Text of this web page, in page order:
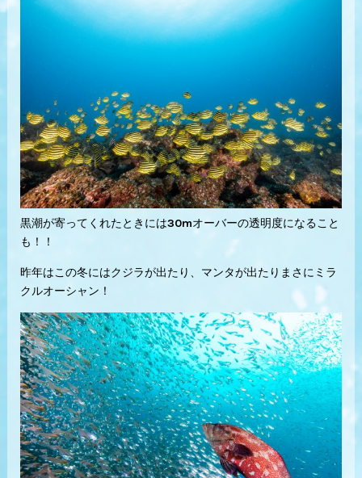
黒潮が寄ってくれたときには30mオーバーの透明度になること
も！！
昨年はこの冬にはクジラが出たり、マンタが出たりまさにミラ
クルオーシャン！